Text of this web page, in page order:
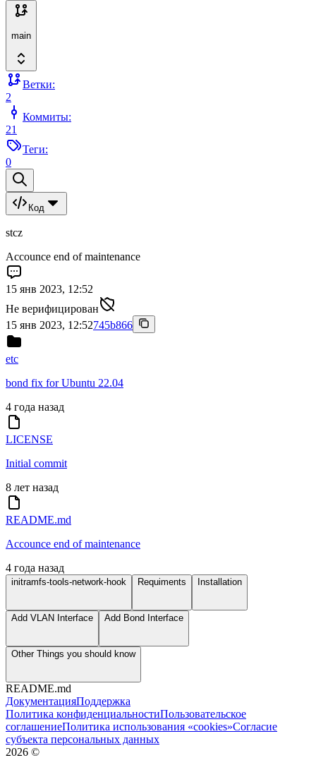
main
Ветки:
2
Коммиты:
21
Теги:
0
Код
stcz
Accounce end of maintenance
15 янв 2023, 12:52
Не верифицирован
15 янв 2023, 12:52745b866
etc
bond fix for Ubuntu 22.04
4 года назад
LICENSE
Initial commit
8 лет назад
README.md
Accounce end of maintenance
4 года назад
initramfs-tools-network-hook Requiments Installation
Add VLAN Interface Add Bond Interface
Other Things you should know
README.md
ДокументацияПоддержка
Политика конфиденциальностиПользовательское
соглашениеПолитика использования «cookies»Согласие
субъекта персональных данных
2026 ©